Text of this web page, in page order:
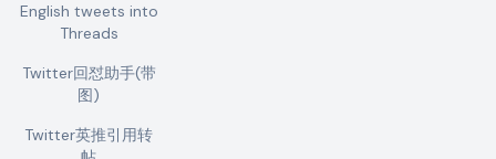
English tweets into
Threads
Twitter回怼助手(带
图)
Twitter英推引用转